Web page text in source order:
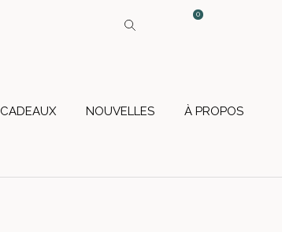
0
CADEAUX NOUVELLES À PROPOS